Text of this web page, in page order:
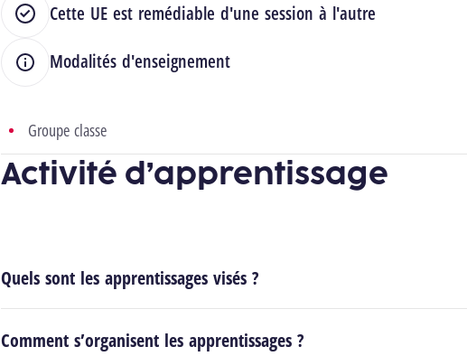
Cette UE est remédiable d'une session à l'autre
Modalités d'enseignement
Groupe classe
Activité d’apprentissage
Quels sont les apprentissages visés ?
Comment s’organisent les apprentissages ?